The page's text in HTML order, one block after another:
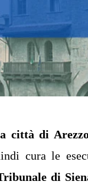
città di
cura le
di